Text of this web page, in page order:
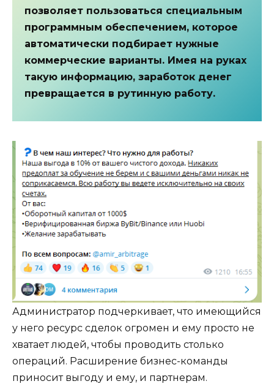
позволяет пользоваться специальным
программным обеспечением, которое
автоматически подбирает нужные
коммерческие варианты. Имея на руках
такую информацию, заработок денег
превращается в рутинную работу.
Администратор подчеркивает, что имеющийся
у него ресурс сделок огромен и ему просто не
хватает людей, чтобы проводить столько
операций. Расширение бизнес-команды
приносит выгоду и ему, и партнерам.